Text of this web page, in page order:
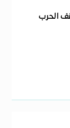
الحرب